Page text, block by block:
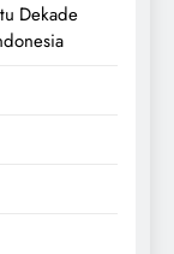
Dekade